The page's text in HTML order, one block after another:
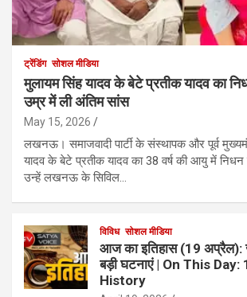
ट्रेंडिंग सोशल मीडिया
मुलायम सिंह यादव के बेटे प्रतीक यादव का
उम्र में ली अंतिम सांस
May 15, 2026
लखनऊ। समाजवादी पार्टी के संस्थापक और पूर्व
यादव के बेटे प्रतीक यादव का 38 वर्ष की आयु में निधन
उन्हें लखनऊ के सिविल…
विविध सोशल मीडिया
आज का इतिहास (19 अप्रैल):
बड़ी घटनाएं | On This
History